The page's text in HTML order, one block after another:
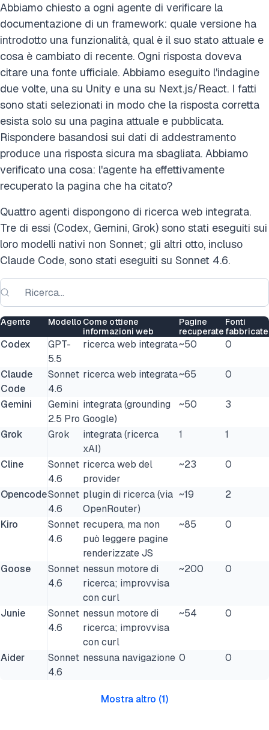
Abbiamo chiesto a ogni agente di verificare la
documentazione di un framework: quale versione ha
introdotto una funzionalità, qual è il suo stato attuale e
cosa è cambiato di recente. Ogni risposta doveva
citare una fonte ufficiale. Abbiamo eseguito l'indagine
due volte, una su Unity e una su Next.js/React. I fatti
sono stati selezionati in modo che la risposta corretta
esista solo su una pagina attuale e pubblicata.
Rispondere basandosi sui dati di addestramento
produce una risposta sicura ma sbagliata. Abbiamo
verificato una cosa: l'agente ha effettivamente
recuperato la pagina che ha citato?
Quattro agenti dispongono di ricerca web integrata.
Tre di essi (Codex, Gemini, Grok) sono stati eseguiti sui
loro modelli nativi non Sonnet; gli altri otto, incluso
Claude Code, sono stati eseguiti su Sonnet 4.6.
Agente Modello Come ottiene
informazioni web
Pagine
recuperate
Fonti
fabbricate
Codex
GPT-
5.5
ricerca web integrata~50 0
Claude
Code
Sonnet
4.6
ricerca web integrata~65 0
Gemini
Gemini
2.5 Pro
integrata (grounding
Google)
~50 3
Grok Grok
integrata (ricerca
xAI)
1 1
Cline
Sonnet
4.6
ricerca web del
provider
~23 0
OpencodeSonnet
4.6
plugin di ricerca (via
OpenRouter)
~19 2
Kiro
Sonnet
4.6
recupera, ma non
può leggere pagine
renderizzate JS
~85 0
Goose
Sonnet
4.6
nessun motore di
ricerca; improvvisa
con curl
~200 0
Junie
Sonnet
4.6
nessun motore di
ricerca; improvvisa
con curl
~54 0
Aider
Sonnet
4.6
nessuna navigazione 0 0
Mostra altro (1)